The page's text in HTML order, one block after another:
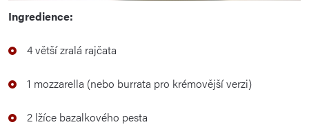
Ingredience:
4většízralá rajčata
1 mozzarella (nebo burrata pro krémovějšíverzi)
2 lžíce bazalkového pesta